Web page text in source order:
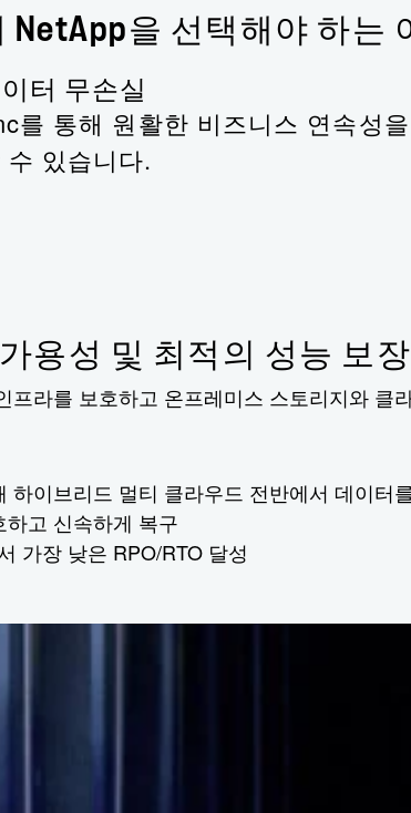
을 선택해야 하는
터 무손실
통해 원활한 비즈니스 연속성
있습니다.
용성 및 최적의 성능 보장
라를 보호하고 온프레미스 스토리지와
이브리드 멀티 클라우드 전반에서 데이터
고 신속하게 복구
가장 낮은 RPO/RTO 달성